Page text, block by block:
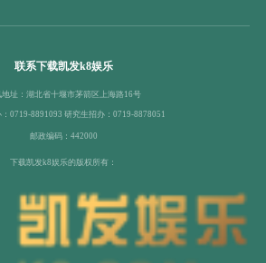
联系下载凯发k8娱乐
地址：湖北省十堰市茅箭区上海路16号
0719-8891093 研究生招办：0719-8878051
邮政编码：442000
下载凯发k8娱乐的版权所有：